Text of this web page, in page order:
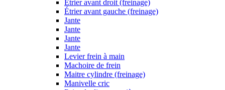
Étrier avant droit (freinage)
Étrier avant gauche (freinage)
Jante
Jante
Jante
Jante
Levier frein à main
Machoire de frein
Maitre cylindre (freinage)
Manivelle cric